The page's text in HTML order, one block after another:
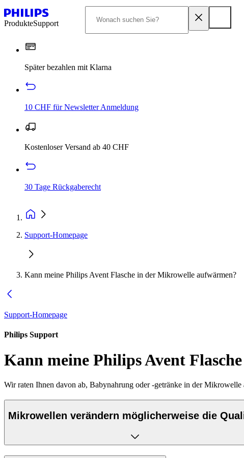
ProdukteSupport
Später bezahlen mit Klarna
10 CHF für Newsletter Anmeldung
Kostenloser Versand ab 40 CHF
30 Tage Rückgaberecht
Support-Homepage
Kann meine Philips Avent Flasche in der Mikrowelle aufwärmen?
Support-Homepage
Philips Support
Kann meine Philips Avent
Wir raten Ihnen davon ab, Babynahrung oder -getränke in der Mikrowelle
Mikrowellen verändern möglicherweise die